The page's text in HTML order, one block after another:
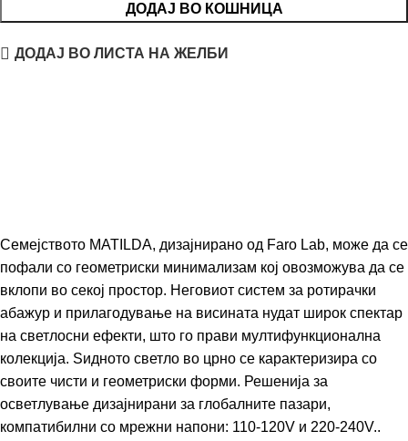
ДОДАЈ ВО КОШНИЦА
ДОДАЈ ВО ЛИСТА НА ЖЕЛБИ
Семејството MATILDA, дизајнирано од Faro Lab, може да се
пофали со геометриски минимализам кој овозможува да се
вклопи во секој простор. Неговиот систем за ротирачки
абажур и прилагодување на висината нудат широк спектар
на светлосни ефекти, што го прави мултифункционална
колекција. Ѕидното светло во црно се карактеризира со
своите чисти и геометриски форми. Решенија за
осветлување дизајнирани за глобалните пазари,
компатибилни со мрежни напони: 110-120V и 220-240V..